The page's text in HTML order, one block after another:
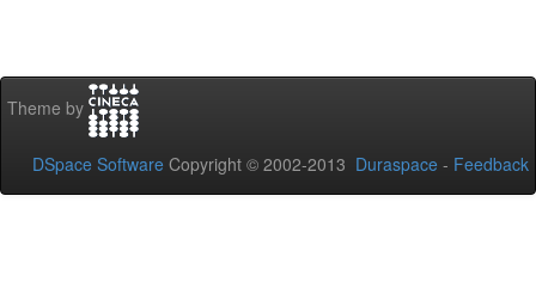
Theme by
DSpace Software Copyright © 2002-2013 Duraspace - Feedback